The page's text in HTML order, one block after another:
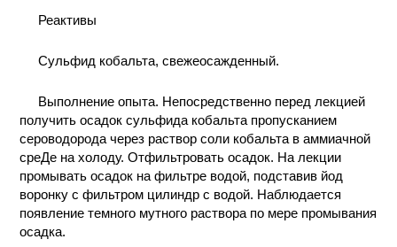
Реактивы
Сульфид кобальта, свежеосажденный.
Выполнение опыта. Непосредственно перед лекцией
получить осадок сульфида кобальта пропусканием
сероводорода через раствор соли кобальта в аммиачной
среДе на холоду. Отфильтровать осадок. На лекции
промывать осадок на фильтре водой, подставив йод
воронку с фильтром цилиндр с водой. Наблюдается
появление темного мутного раствора по мере промывания
осадка.